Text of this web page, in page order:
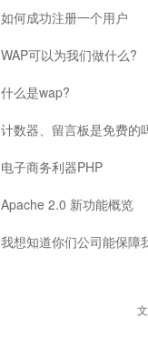
如何成功注册一个用户
WAP可以为我们做什么?
什么是wap?
计数器、留言板是免费的
电子商务利器PHP
Apache 2.0 新功能概览
我想知道你们公司能保障